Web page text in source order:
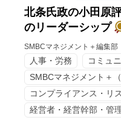
北条氏政の小田原
のリーダーシップ
SMBCマネジメント＋編集部
人事・労務
コミュ
SMBCマネジメント＋（
コンプライアンス・リ
経営者・経営幹部・管